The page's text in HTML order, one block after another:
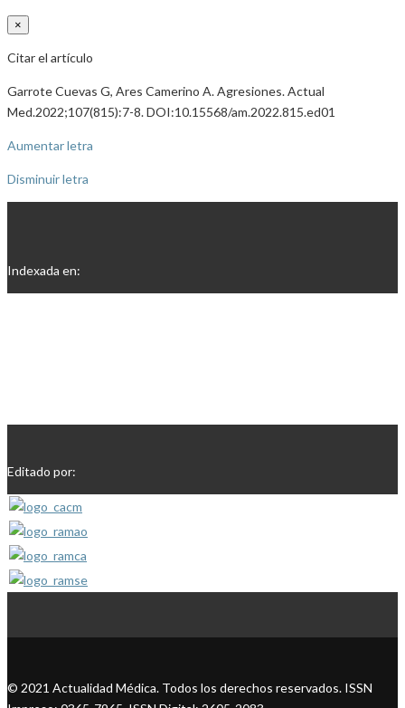
×
Citar el artículo
Garrote Cuevas G, Ares Camerino A. Agresiones. Actual
Med.2022;107(815):7-8. DOI:10.15568/am.2022.815.ed01
Aumentar letra
Disminuir letra
Indexada en:
Editado por:
© 2021 Actualidad Médica. Todos los derechos reservados. ISSN